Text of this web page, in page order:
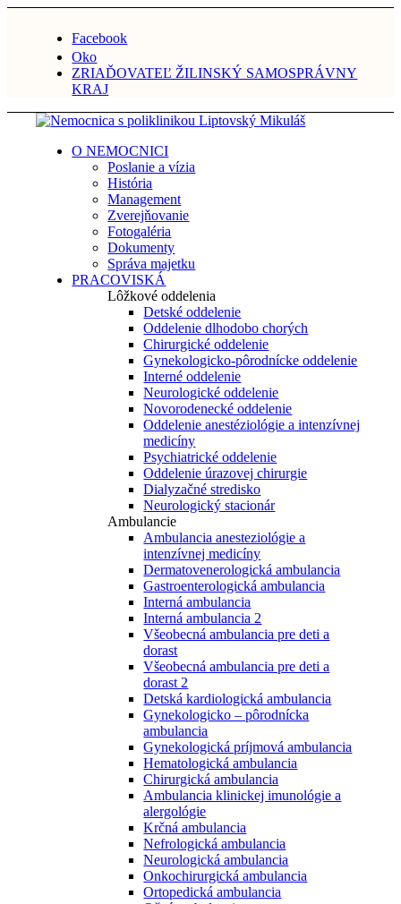
Facebook
Oko
ZRIAĎOVATEĽ ŽILINSKÝ SAMOSPRÁVNY
KRAJ
O NEMOCNICI
Poslanie a vízia
História
Management
Zverejňovanie
Fotogaléria
Dokumenty
Správa majetku
PRACOVISKÁ
Lôžkové oddelenia
Detské oddelenie
Oddelenie dlhodobo chorých
Chirurgické oddelenie
Gynekologicko-pôrodnícke oddelenie
Interné oddelenie
Neurologické oddelenie
Novorodenecké oddelenie
Oddelenie anestéziológie a intenzívnej
medicíny
Psychiatrické oddelenie
Oddelenie úrazovej chirurgie
Dialyzačné stredisko
Neurologický stacionár
Ambulancie
Ambulancia anesteziológie a
intenzívnej medicíny
Dermatovenerologická ambulancia
Gastroenterologická ambulancia
Interná ambulancia
Interná ambulancia 2
Všeobecná ambulancia pre deti a
dorast
Všeobecná ambulancia pre deti a
dorast 2
Detská kardiologická ambulancia
Gynekologicko – pôrodnícka
ambulancia
Gynekologická príjmová ambulancia
Hematologická ambulancia
Chirurgická ambulancia
Ambulancia klinickej imunológie a
alergológie
Krčná ambulancia
Nefrologická ambulancia
Neurologická ambulancia
Onkochirurgická ambulancia
Ortopedická ambulancia